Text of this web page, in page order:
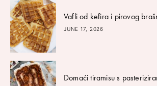
Vafli od kefira i pirovog
JUNE 17, 2026
Domaći tiramisu s